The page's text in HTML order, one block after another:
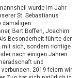
wurde im Jahr
St. Sebastianus
damaligen
Bert Boffen, Joachim
Besonderheit führte der
mit sich, sondern richtige
nach einigen Jahren
und
2019 feiern wir